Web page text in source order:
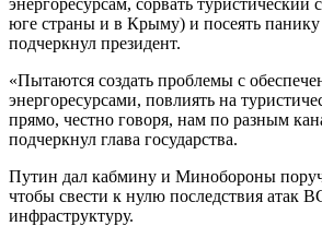
юге страны и в Крыму) и посеять панику
подчеркнул президент.
«Пытаются создать проблемы с
энергоресурсами, повлиять на
прямо, честно говоря, нам по разным
подчеркнул глава государства.
Путин дал кабмину и Минобороны
чтобы свести к нулю последствия атак
инфраструктуру.